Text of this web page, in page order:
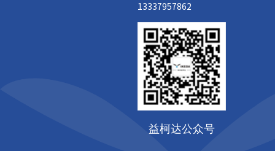
13337957862
益柯达公众号